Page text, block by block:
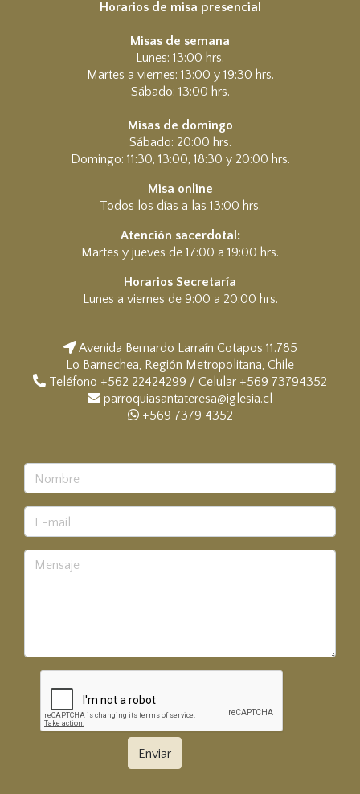
Horarios de misa presencial
Misas de semana
Lunes: 13:00 hrs.
Martes a viernes: 13:00 y 19:30 hrs.
Sábado: 13:00 hrs.
Misas de domingo
Sábado: 20:00 hrs.
Domingo: 11:30, 13:00, 18:30 y 20:00 hrs.
Misa online
Todos los días a las 13:00 hrs.
Atención sacerdotal:
Martes y jueves de 17:00 a 19:00 hrs.
Horarios Secretaría
Lunes a viernes de 9:00 a 20:00 hrs.
Avenida Bernardo Larraín Cotapos 11.785
Lo Barnechea, Región Metropolitana, Chile
Teléfono +562 22424299 / Celular +569 73794352
parroquiasantateresa@iglesia.cl
+569 7379 4352